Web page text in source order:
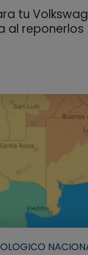
tu
al reponerlos